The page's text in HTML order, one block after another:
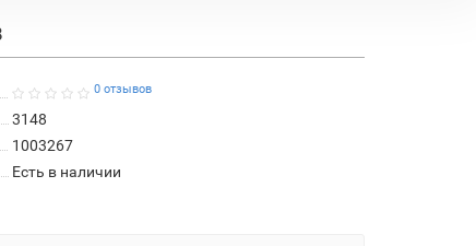
0 отзывов
3148
1003267
Есть в наличии